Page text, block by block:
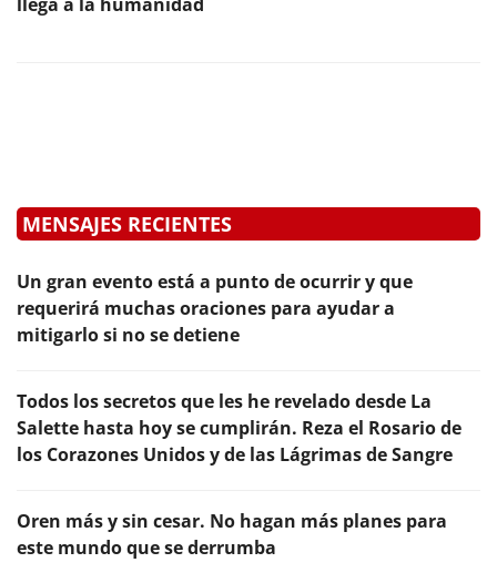
MENSAJES RECIENTES
Un gran evento está a punto de ocurrir y que
requerirá muchas oraciones para ayudar a
mitigarlo si no se detiene
Todos los secretos que les he revelado desde La
Salette hasta hoy se cumplirán. Reza el Rosario de
los Corazones Unidos y de las Lágrimas de Sangre
Oren más y sin cesar. No hagan más planes para
este mundo que se derrumba